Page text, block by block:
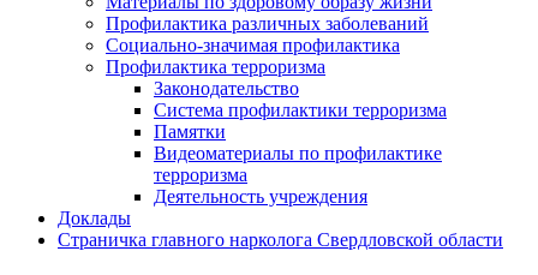
Профилактика различных заболеваний
Социально-значимая профилактика
Профилактика терроризма
Законодательство
Система профилактики терроризма
Памятки
Видеоматериалы по профилактике
терроризма
Деятельность учреждения
Доклады
Страничка главного нарколога Свердловской области